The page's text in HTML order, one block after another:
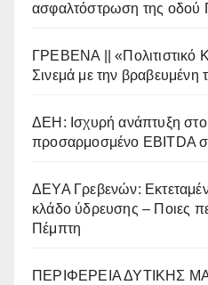
ασφαλτόστρωση της οδού
ΓΡΕΒΕΝΑ || «Πολιτιστικό
Σινεμά με την βραβευμένη
ΔΕΗ: Ισχυρή ανάπτυξη στο
προσαρμοσμένο EBITDA
ΔΕΥΑ Γρεβενών:
κλάδο ύδρευσης – Ποιες
Πέμπτη
ΠΕΡΙΦΕΡΕΙΑ ΔΥΤΙΚΗΣ